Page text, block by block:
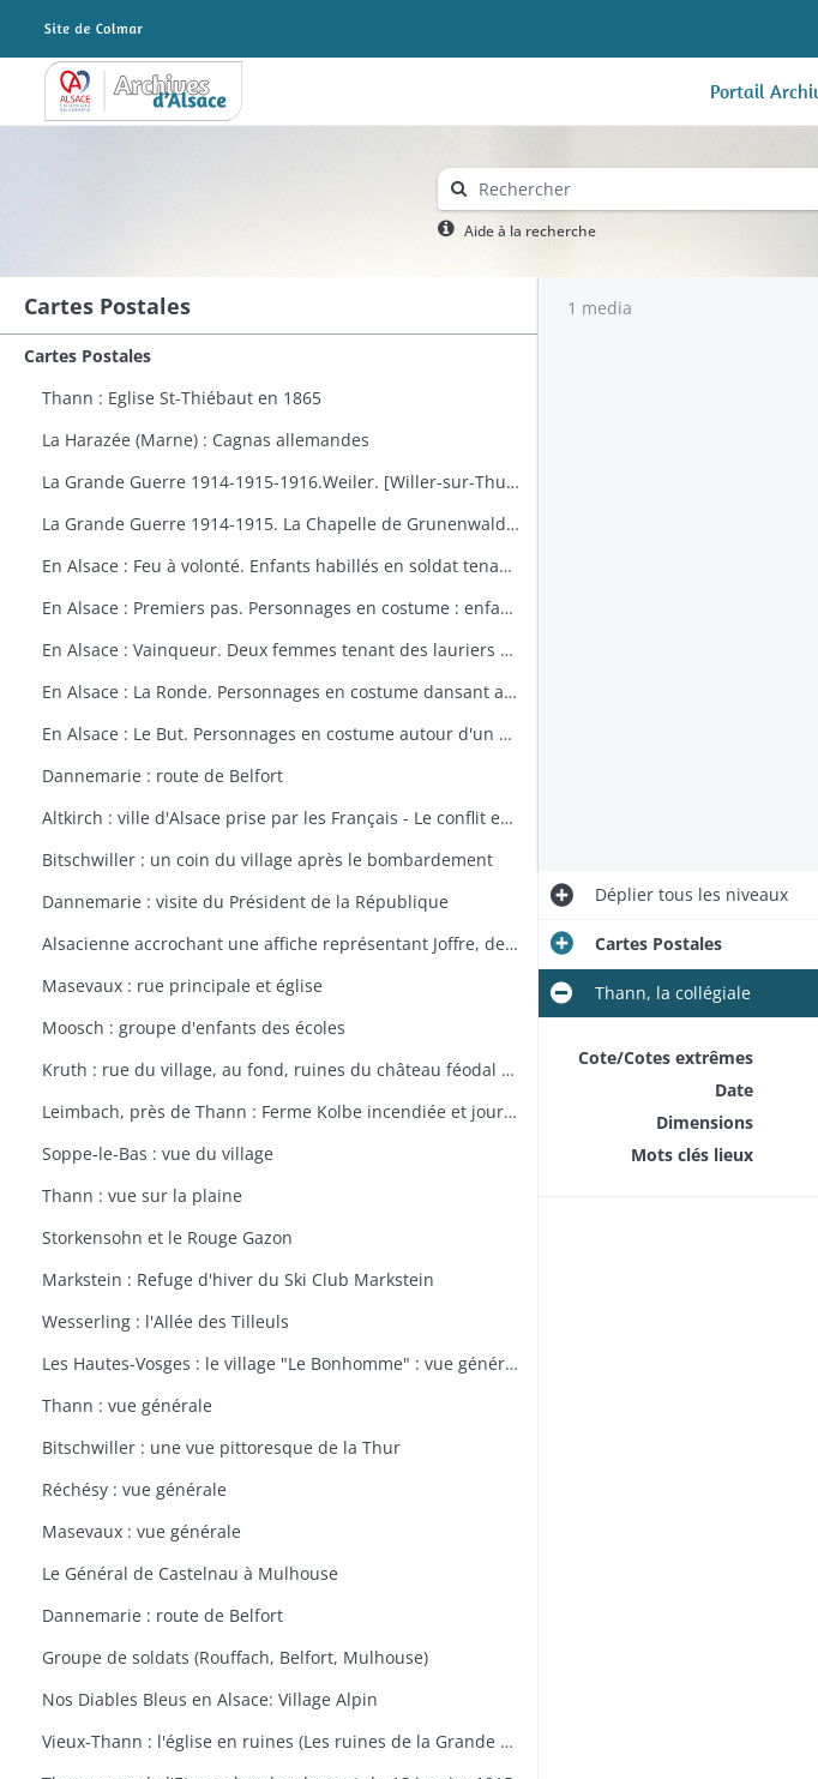
Archives Alsace - Colmar Portail
Aide à la recherche
Cartes Postales
Cartes Postales
Thann : Eglise St-Thiébaut en 1865
La Harazée (Marne) : Cagnas allemandes
La Grande Guerre 1914-1915-1916.Weiler. [Willer-sur-Thur] : vue générale
La Grande Guerre 1914-1915. La Chapelle de Grunenwald près de Uderdersept habillés en soldat tenant un fusil. Dessin par Delalain.
En Alsace : Feu à volonté. Enfants habillés en soldat tenant un fusil. Dessin par Delalain.
En Alsace : Premiers pas. Personnages en costume : enfant allant vers le drapeau français. Dessin par Delalain.
En Alsace : Vainqueur. Deux femmes tenant des lauriers et un homme en costume. Dessin par Delalain.
En Alsace : La Ronde. Personnages en costume dansant autour du drapeau français. Dessin par Delalain.
En Alsace : Le But. Personnages en costume autour d'un drapeau français. Dessin par Delalain
Dannemarie : route de Belfort
Altkirch : ville d'Alsace prise par les Français - Le conflit européen en 1914
Bitschwiller : un coin du village après le bombardement
Dannemarie : visite du Président de la République
Alsacienne accrochant une affiche représentant Joffre, dessin de Th. CROY
Masevaux : rue principale et église
Moosch : groupe d'enfants des écoles
Kruth : rue du village, au fond, ruines du château féodal de Wildenstein
Leimbach, près de Thann : Ferme Kolbe incendiée et journellement bombardée avec les dépendances en ruines
Soppe-le-Bas : vue du village
Thann : vue sur la plaine
Storkensohn et le Rouge Gazon
Markstein : Refuge d'hiver du Ski Club Markstein
Wesserling : l'Allée des Tilleuls
Les Hautes-Vosges : le village "Le Bonhomme" : vue générale
Thann : vue générale
Bitschwiller : une vue pittoresque de la Thur
Réchésy : vue générale
Masevaux : vue générale
Le Général de Castelnau à Mulhouse
Dannemarie : route de Belfort
Groupe de soldats (Rouffach, Belfort, Mulhouse)
Nos Diables Bleus en Alsace: Village Alpin
Vieux-Thann : l'église en ruines (Les ruines de la Grande Guerre)
1 media
Dépliertous les niveaux
Cartes Postales
Thann, la collégiale
Cote/Cotes extrêmes
Date
Dimensions
Mots clés lieux